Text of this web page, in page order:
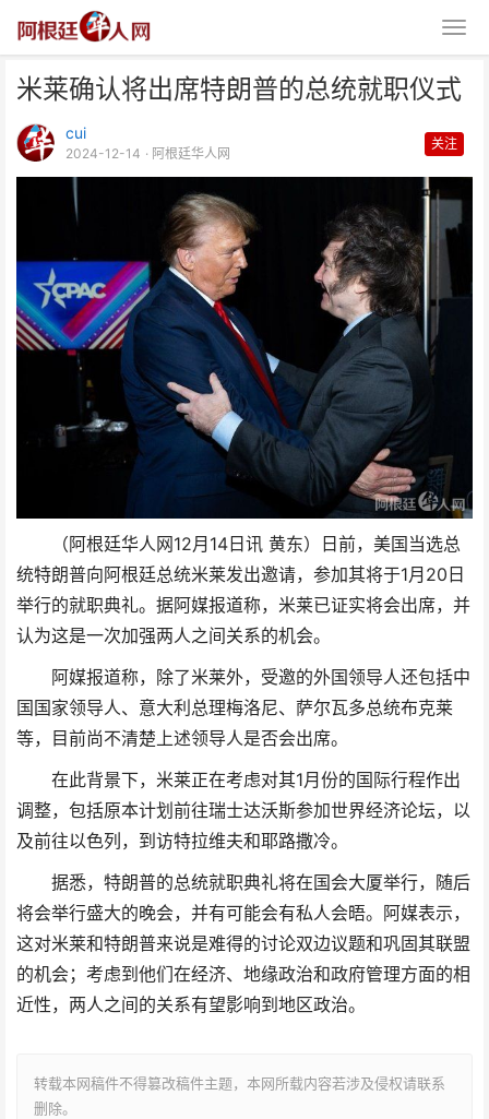
米莱确认将出席特朗普的总统就职仪式
cui
2024-12-14 · 阿根廷华人网
关注
（阿根廷华人网12月14日讯 黄东）日前，美国当选总
统特朗普向阿根廷总统米莱发出邀请，参加其将于1月20日
举行的就职典礼。据阿媒报道称，米莱已证实将会出席，并
认为这是一次加强两人之间关系的机会。
阿媒报道称，除了米莱外，受邀的外国领导人还包括中
国国家领导人、意大利总理梅洛尼、萨尔瓦多总统布克莱
等，目前尚不清楚上述领导人是否会出席。
在此背景下，米莱正在考虑对其1月份的国际行程作出
调整，包括原本计划前往瑞士达沃斯参加世界经济论坛，以
及前往以色列，到访特拉维夫和耶路撒冷。
据悉，特朗普的总统就职典礼将在国会大厦举行，随后
将会举行盛大的晚会，并有可能会有私人会晤。阿媒表示，
这对米莱和特朗普来说是难得的讨论双边议题和巩固其联盟
的机会；考虑到他们在经济、地缘政治和政府管理方面的相
近性，两人之间的关系有望影响到地区政治。
转载本网稿件不得篡改稿件主题，本网所载内容若涉及侵权请联系
删除。
米莱确认将出席特朗普的总统就职
仪式